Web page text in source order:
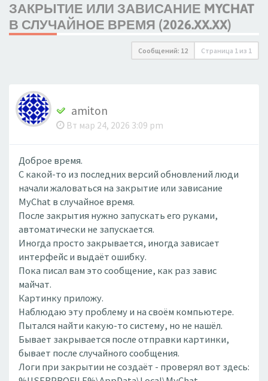
ЗАКРЫТИЕ ИЛИ ЗАВИСАНИЕ MYCHAT
В СЛУЧАЙНОЕ ВРЕМЯ (2026.XX.XX)
Сообщений: 12 Страница 1 из 1
amiton
Вт мар 24, 2026 3:09 pm
Доброе время.
С какой-то из последних версий обновлений люди
начали жаловаться на закрытие или зависание
MyChat в случайное время.
После закрытия нужно запускать его руками,
автоматически не запускается.
Иногда просто закрывается, иногда зависает
интерфейс и выдаёт ошибку.
Пока писал вам это сообщение, как раз завис
майчат.
Картинку приложу.
Наблюдаю эту проблему и на своём компьютере.
Пытался найти какую-то систему, но не нашёл.
Бывает закрывается после отправки картинки,
бывает после случайного сообщения.
Логи при закрытии не создаёт - проверял вот здесь: